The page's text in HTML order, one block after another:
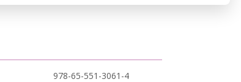
978-65-551-3061-4